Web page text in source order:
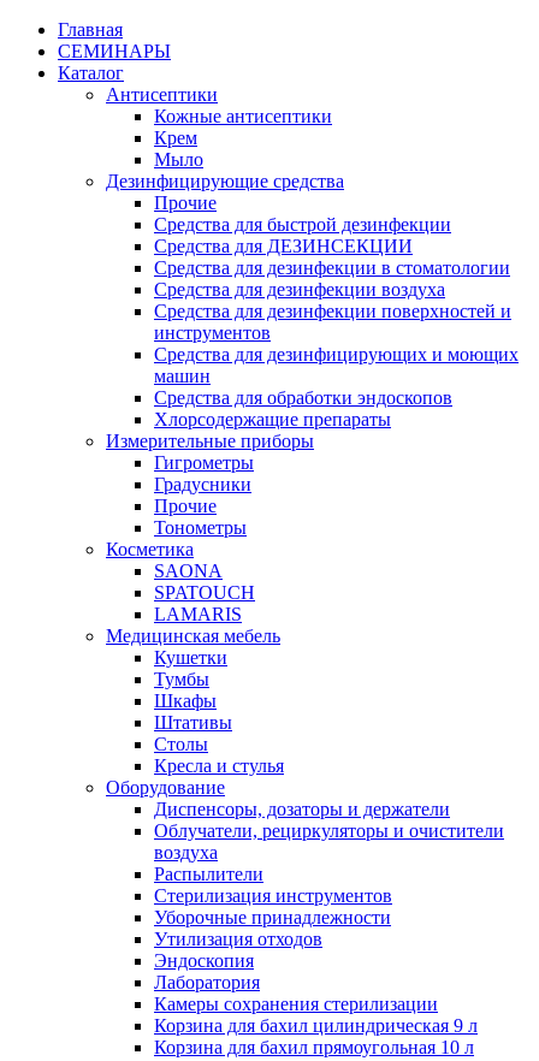
Главная
СЕМИНАРЫ
Каталог
Антисептики
Кожные антисептики
Крем
Мыло
Дезинфицирующие средства
Прочие
Средства для быстрой дезинфекции
Средства для ДЕЗИНСЕКЦИИ
Средства для дезинфекции в стоматологии
Средства для дезинфекции воздуха
Средства для дезинфекции поверхностей и
инструментов
Средства для дезинфицирующих и моющих
машин
Средства для обработки эндоскопов
Хлорсодержащие препараты
Измерительные приборы
Гигрометры
Градусники
Прочие
Тонометры
Косметика
SAONA
SPATOUCH
LAMARIS
Медицинская мебель
Кушетки
Тумбы
Шкафы
Штативы
Столы
Кресла и стулья
Оборудование
Диспенсоры, дозаторы и держатели
Облучатели, рециркуляторы и очистители
воздуха
Распылители
Стерилизация инструментов
Уборочные принадлежности
Утилизация отходов
Эндоскопия
Лаборатория
Камеры сохранения стерилизации
Корзина для бахил цилиндрическая 9 л
Корзина для бахил прямоугольная 10 л